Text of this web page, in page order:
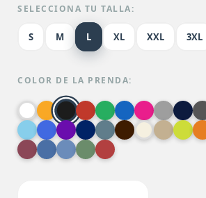
SELECCIONA TU TALLA:
S M L XL XXL 3XL
COLOR DE LA PRENDA: